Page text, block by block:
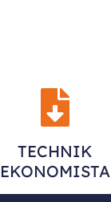
TECHNIK
EKONOMISTA